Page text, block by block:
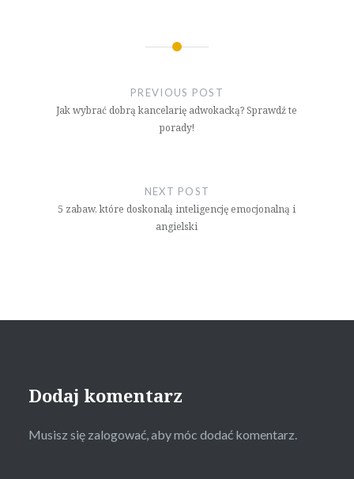
PREVIOUS POST
Jak wybrać dobrą kancelarię adwokacką? Sprawdź te
porady!
NEXT POST
5 zabaw, które doskonalą inteligencję emocjonalną i
angielski
Dodaj komentarz
Musisz się zalogować, aby móc dodać komentarz.